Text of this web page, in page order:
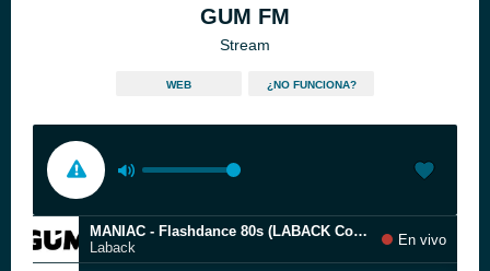
GUM FM
Stream
WEB ¿NO FUNCIONA?
MANIAC - Flashdance 80s (LABACK Cover feat. Orî)
Laback
En vivo